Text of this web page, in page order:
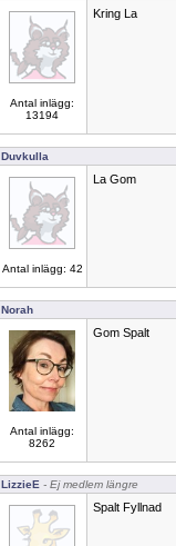
Antal inlägg:
13194
Kring La
Duvkulla
Antal inlägg: 42
La Gom
Norah
Antal inlägg:
8262
Gom Spalt
LizzieE - Ej medlem längre
Spalt Fyllnad